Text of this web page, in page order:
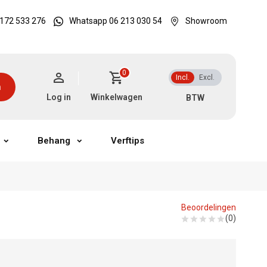
533 276 Whatsapp 06 213 030 54 Showroom
Incl. Excl.
0
Winkelwagen
Log in
Behang Verftips
Beoordelingen
(0)